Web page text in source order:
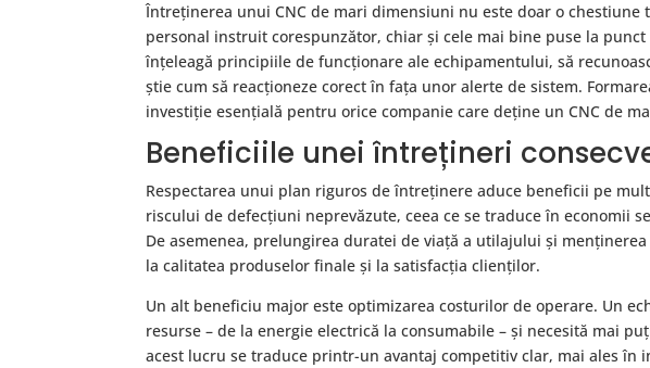
Întreținerea unui CNC de mari dimensiuni nu este doar o chestiune
personal instruit corespunzător, chiar și cele mai bine puse la
înțeleagă principiile de funcționare ale echipamentului, să
știe cum să reacționeze corect în fața unor alerte de sistem.
investiție esențială pentru orice companie care deține un CNC de
Beneficiile unei întrețineri
Respectarea unui plan riguros de întreținere aduce beneficii pe
riscului de defecțiuni neprevăzute, ceea ce se traduce în economii
De asemenea, prelungirea duratei de viață a utilajului și
la calitatea produselor finale și la satisfacția clienților.
Un alt beneficiu major este optimizarea costurilor de operare. Un
resurse – de la energie electrică la consumabile – și necesită mai
acest lucru se traduce printr-un avantaj competitiv clar, mai ales în